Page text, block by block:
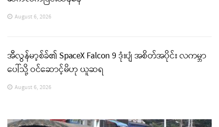
August 6, 2026
အီလွန်မာ့စ်ခ်၏ SpaceX Falcon 9 ဒုံးပျံ အစိတ်အပိုင်း လကမ္ဘာ
ပေါ်သို့ ဝင်ဆောင့်မိဟု ယူဆရ
August 6, 2026